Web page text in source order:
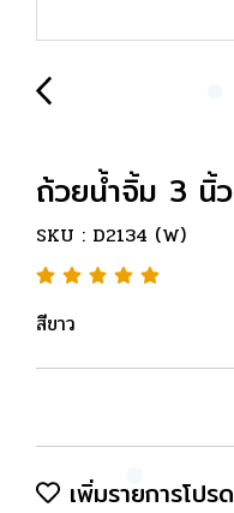
ถ้วยน้ำจิ้ม 3 นิ้ว
SKU : D2134 (W)
สีขาว
เพิ่มรายการโปรด